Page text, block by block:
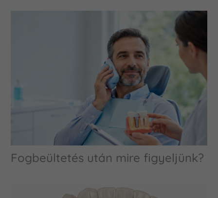
Fogbeültetés után mire figyeljünk?